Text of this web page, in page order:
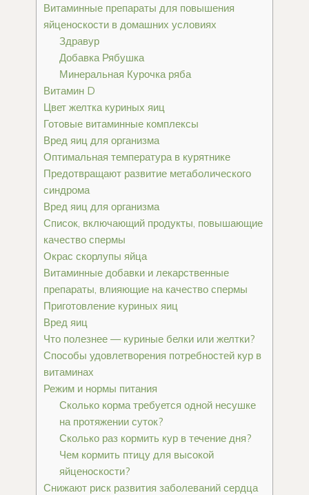
Витаминные препараты для повышения
яйценоскости в домашних условиях
Здравур
Добавка Рябушка
Минеральная Курочка ряба
Витамин D
Цвет желтка куриных яиц
Готовые витаминные комплексы
Вред яиц для организма
Оптимальная температура в курятнике
Предотвращают развитие метаболического
синдрома
Вред яиц для организма
Список, включающий продукты, повышающие
качество спермы
Окрас скорлупы яйца
Витаминные добавки и лекарственные
препараты, влияющие на качество спермы
Приготовление куриных яиц
Вред яиц
Что полезнее — куриные белки или желтки?
Способы удовлетворения потребностей кур в
витаминах
Режим и нормы питания
Сколько корма требуется одной несушке
на протяжении суток?
Сколько раз кормить кур в течение дня?
Чем кормить птицу для высокой
яйценоскости?
Снижают риск развития заболеваний сердца